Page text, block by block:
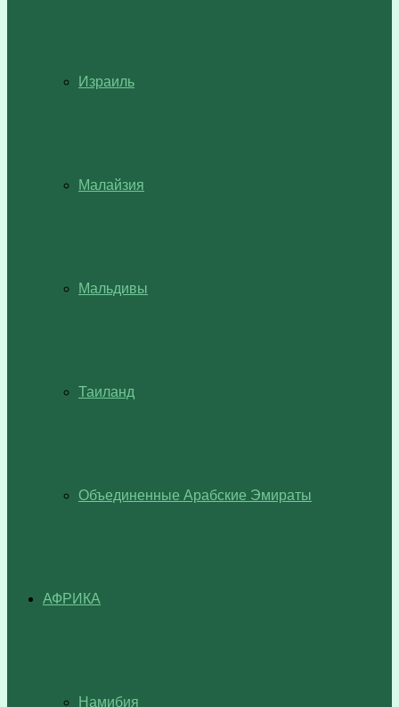
Израиль
Малайзия
Мальдивы
Таиланд
Объединенные Арабские Эмираты
АФРИКА
Намибия